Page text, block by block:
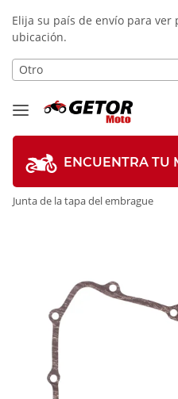
Elija su país de envío para
ubicación.
Otro
ENCUENTRA TU
Junta de la tapa del embrague